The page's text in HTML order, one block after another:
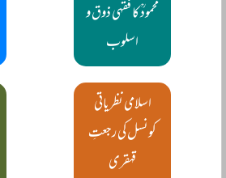
محمودؒ کا فقہی ذوق و
اسلوب
اسلامی نظریاتی
کونسل کی رجعتِ
قہقری